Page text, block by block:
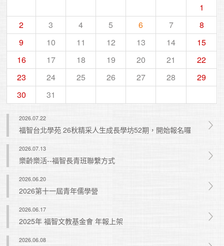
1
2
3 4 5 6 7
8
9
10 11 12 13 14
15
16
17 18 19 20 21
22
23
24 25 26 27 28
29
30
31
2026.07.22
福智台北學苑 26秋精采人生成長學坊52期，開始報名囉
2026.07.13
樂齡樂活--福智長青班聯繫方式
2026.06.20
2026第十一屆青年儒學營
2026.06.17
2025年 福智文教基金會 年報上架
2026.06.08